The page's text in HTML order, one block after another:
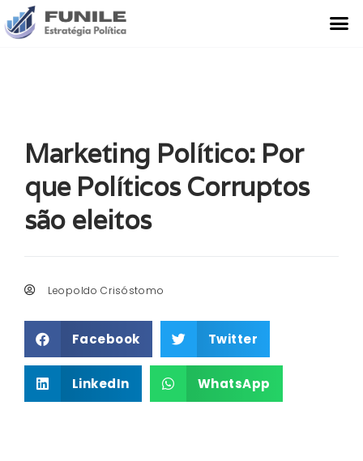
Marketing Político: Por
que Políticos Corruptos
são eleitos
Leopoldo Crisóstomo
Facebook Twitter
LinkedIn WhatsApp